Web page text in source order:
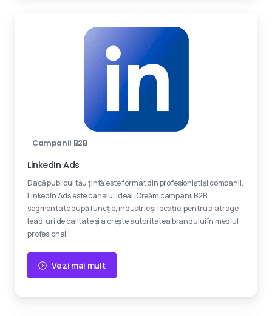
Campanii B2B
LinkedIn Ads
Dacă publicul tău țintă este format din profesioniști și companii,
LinkedIn Ads este canalul ideal. Creăm campanii B2B
segmentate după funcție, industrie și locație, pentru a atrage
lead-uri de calitate și a crește autoritatea brandului în mediul
profesional.
Vezi mai mult